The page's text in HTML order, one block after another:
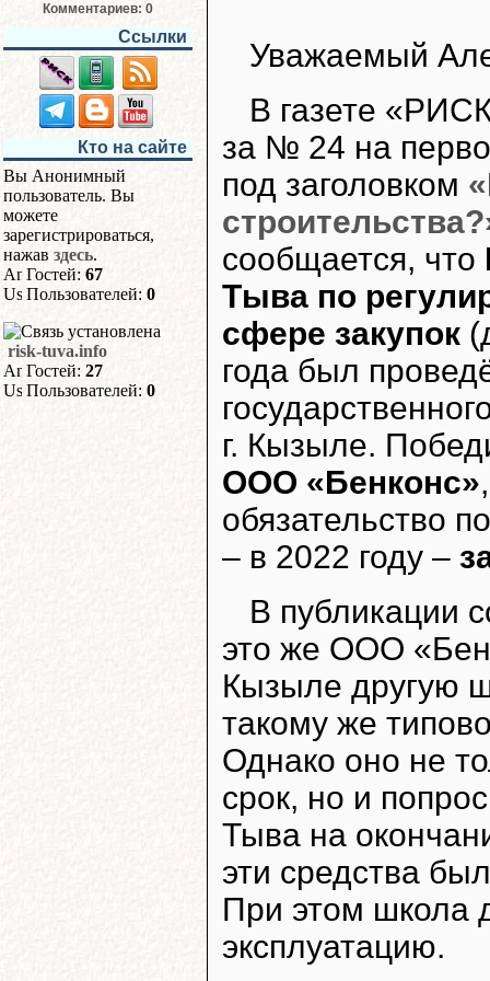
Комментариев: 0
Ссылки
Кто на сайте
Вы Анонимный
пользователь. Вы
можете
зарегистрироваться,
нажав здесь.
Гостей: 67
Пользователей: 0
risk-tuva.info
Гостей: 27
Пользователей: 0
Уважаемый
В газете
за № 24 на
под заголовком
сообщается, что
Тыва по
сфере закупок
года был
г. Кызыле.
ООО «Бенконс»
обязательство
– в 2022 году –
В публикации
это же ООО
Кызыле другую
такому же
Однако оно не
срок, но и
Тыва на
эти средства
При этом школа
эксплуатацию.